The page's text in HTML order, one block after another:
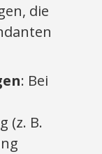
die
: Bei
(z. B.